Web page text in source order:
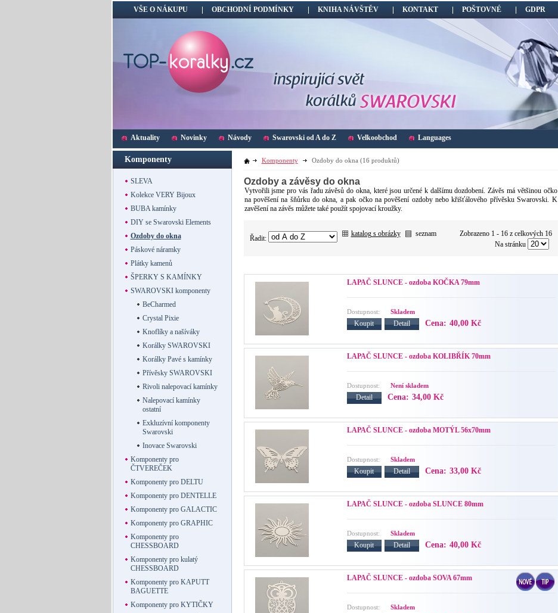
VŠE O NÁKUPU OBCHODNÍ PODMÍNKY KNIHA NÁVŠTĚV KONTAKT POŠTOVNÉ GDPR
Aktuality Novinky Návody Swarovski od A do Z Velkoobchod Languages
Komponenty
SLEVA
Kolekce VERY Bijoux
BUBA kamínky
DIY se Swarovski Elements
Ozdoby do okna
Páskové náramky
Plátky kamenů
ŠPERKY S KAMÍNKY
SWAROVSKI komponenty
BeCharmed
Crystal Pixie
Knoflíky a našíváky
Korálky SWAROVSKI
Korálky Pavé s kamínky
Přívěsky SWAROVSKI
Rivoli nalepovací kamínky
Nalepovací kamínky
ostatní
Exkluzívní komponenty
Swarovski
Inovace Swarovski
Komponenty pro
ČTVEREČEK
Komponenty pro DELTU
Komponenty pro DENTELLE
Komponenty pro GALACTIC
Komponenty pro GRAPHIC
Komponenty pro
CHESSBOARD
Komponenty pro kulatý
CHESSBOARD
Komponenty pro KAPUTT
BAGUETTE
Komponenty pro KYTIČKY
Komponenty Ozdoby do okna (16 produktů)
Ozdoby a závěsy do okna
Vytvořili jsme pro vás řadu závěsů do okna, které jsou určené k dalšímu dozdobení. Závěs má většinou očko
na pověšení na šňůrku do okna, a pak očko na pověšení ozdoby nebo křišťálového přívěsku Swarovski. K
zavěšení na závěs můžete také použít spojovací kroužky.
Řadit:
katalog s obrázky seznam
Zobrazeno 1 - 16 z celkových 16
Na stránku
LAPAČ SLUNCE - ozdoba KOČKA 79mm
Dostupnost: Skladem
Koupit Detail Cena: 40,00 Kč
LAPAČ SLUNCE - ozdoba KOLIBŘÍK 70mm
Dostupnost: Není skladem
Detail Cena: 34,00 Kč
LAPAČ SLUNCE - ozdoba MOTÝL 56x70mm
Dostupnost: Skladem
Koupit Detail Cena: 33,00 Kč
LAPAČ SLUNCE - ozdoba SLUNCE 80mm
Dostupnost: Skladem
Koupit Detail Cena: 40,00 Kč
LAPAČ SLUNCE - ozdoba SOVA 67mm
Dostupnost: Skladem